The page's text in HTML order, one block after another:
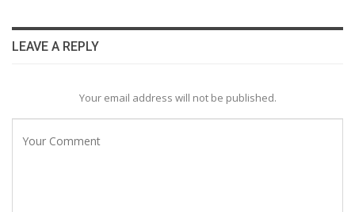
LEAVE A REPLY
Your email address will not be published.